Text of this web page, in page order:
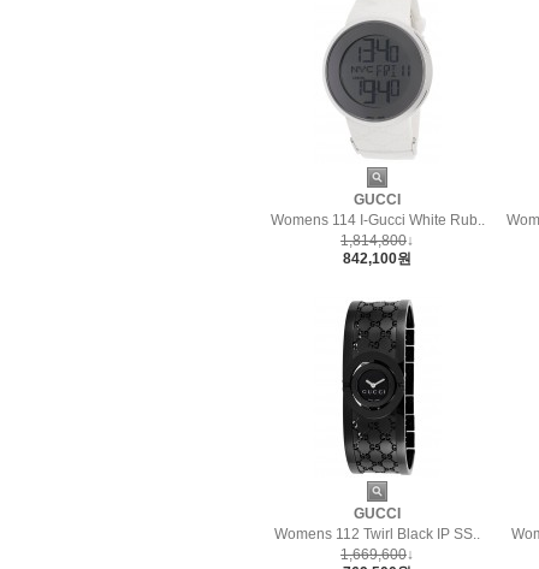
GUCCI
Womens 114 I-Gucci White Rub..
1,814,800↓
842,100원
GUCCI
Womens 112 Twirl Black IP SS..
1,669,600↓